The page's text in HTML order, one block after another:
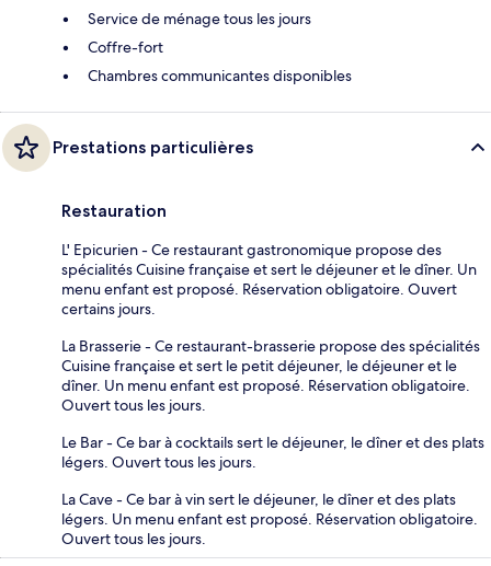
Service de ménage tous les jours
Coffre-fort
Chambres communicantes disponibles
Prestations particulières
Restauration
L' Epicurien - Ce restaurant gastronomique propose des
spécialités Cuisine française et sert le déjeuner et le dîner. Un
menu enfant est proposé. Réservation obligatoire. Ouvert
certains jours.
La Brasserie - Ce restaurant-brasserie propose des spécialités
Cuisine française et sert le petit déjeuner, le déjeuner et le
dîner. Un menu enfant est proposé. Réservation obligatoire.
Ouvert tous les jours.
Le Bar - Ce bar à cocktails sert le déjeuner, le dîner et des plats
légers. Ouvert tous les jours.
La Cave - Ce bar à vin sert le déjeuner, le dîner et des plats
légers. Un menu enfant est proposé. Réservation obligatoire.
Ouvert tous les jours.